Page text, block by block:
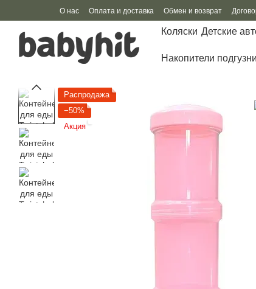
Перейти к основному контенту
О нас Оплата и доставка Обмен и возврат
Коляски Детские
Накопители
Распродажа
−50%
Акция